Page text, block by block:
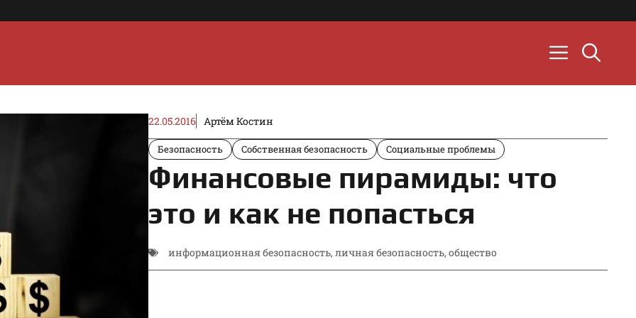
22.05.2016 Артём Костин
Безопасность Собственная безопасность Социальные проблемы
Финансовые пирамиды: что
это и как не попасться
информационная безопасность,личная безопасность,общество